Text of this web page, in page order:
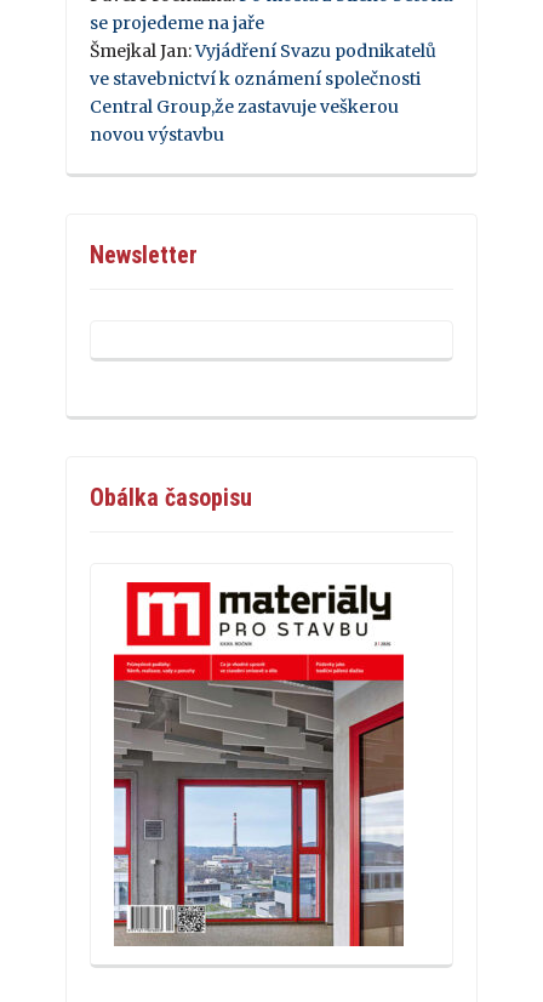
se projedeme na jaře
Šmejkal Jan:Vyjádření Svazu podnikatelů
ve stavebnictví k oznámení společnosti
Central Group,že zastavuje veškerou
novou výstavbu
Newsletter
Obálka časopisu